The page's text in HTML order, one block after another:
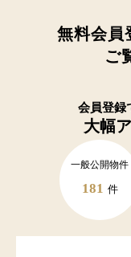
無料会員
ご
会員登録
大幅
一般公開物件
181 件